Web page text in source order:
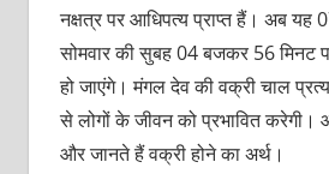
नक्षत्र पर आधिपत्य प्राप्त हैं। अब यह
सोमवार की सुबह 04 बजकर 56 मिनट
हो जाएंगे। मंगल देव की वक्री चाल
से लोगों के जीवन को प्रभावित
और जानते हैं वक्री होने का अर्थ।